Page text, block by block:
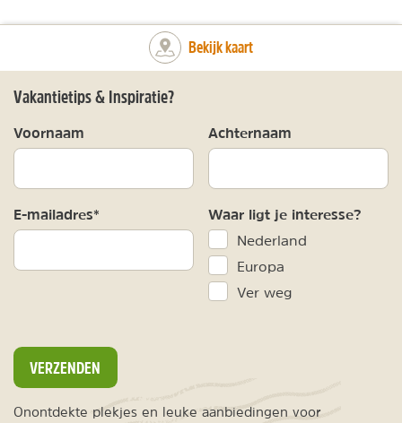
Bekijk kaart
Vakantietips & Inspiratie?
Voornaam Achternaam
E-mailadres* Waar ligt je interesse?
Nederland
Europa
Ver weg
VERZENDEN
Onontdekte plekjes en leuke aanbiedingen voor